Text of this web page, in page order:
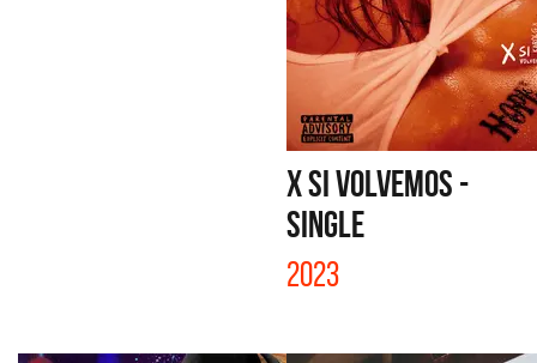
X SI VOLVEMOS -
SINGLE
2023